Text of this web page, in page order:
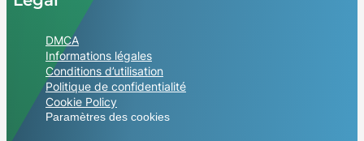
DMCA
Informations légales
Conditions d’utilisation
Politique de confidentialité
Cookie Policy
Paramètres des cookies